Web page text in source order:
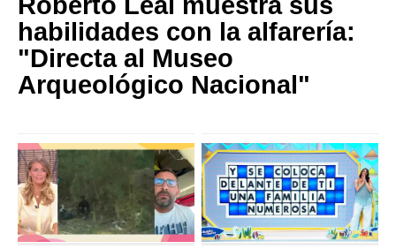
habilidades con la alfarería:
"Directa al Museo
Arqueológico Nacional"